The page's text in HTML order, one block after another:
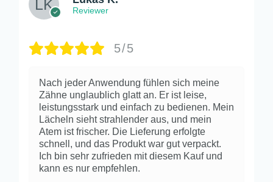
Reviewer
5/5
Nach jeder Anwendung fühlen sich meine
Zähne unglaublich glatt an. Er ist leise,
leistungsstark und einfach zu bedienen. Mein
Lächeln sieht strahlender aus, und mein
Atem ist frischer. Die Lieferung erfolgte
schnell, und das Produkt war gut verpackt.
Ich bin sehr zufrieden mit diesem Kauf und
kann es nur empfehlen.